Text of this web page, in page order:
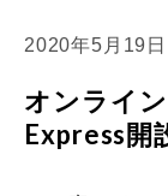
2020年5月19日
オンライ
Express開